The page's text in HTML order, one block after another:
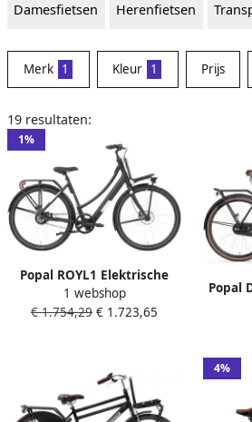
Damesfietsen Herenfietsen
Merk 1 Kleur 1 Prijs
19 resultaten:
1%
Popal ROYL1 Elektrische
Fiets Mat Zwart 28 inch 47
cm Belt Drive Accu 360Wh
Remmen
1 webshop
€ 1.754,29 € 1.723,65
Popal
4%